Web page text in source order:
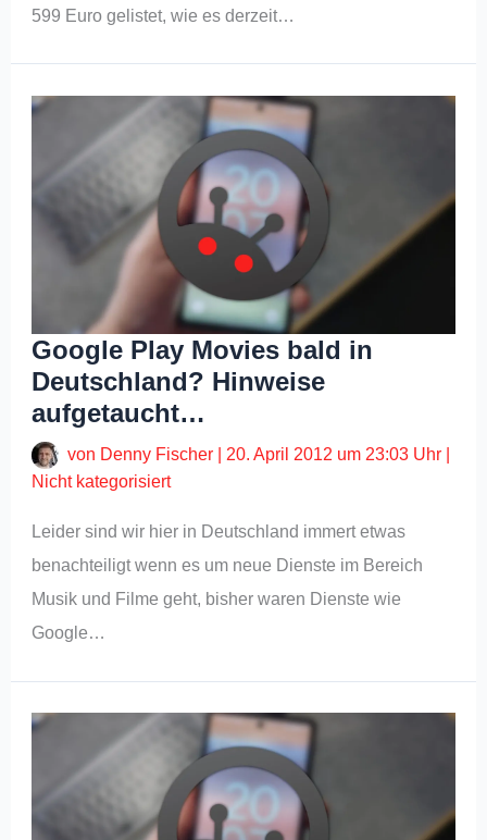
599 Euro gelistet, wie es derzeit…
Google Play Movies bald in
Deutschland? Hinweise
aufgetaucht…
von Denny Fischer 20. April 2012 um 23:03 Uhr
Nicht kategorisiert
Leider sind wir hier in Deutschland immert etwas
benachteiligt wenn es um neue Dienste im Bereich
Musik und Filme geht, bisher waren Dienste wie
Google…